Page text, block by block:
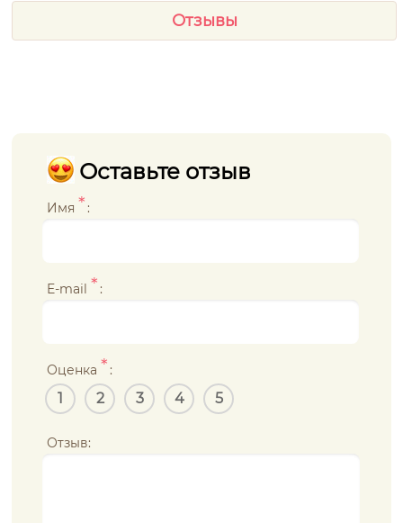
Отзывы
Оставьте отзыв
Имя * :
E-mail * :
Оценка * :
1 2 3 4 5
Отзыв: